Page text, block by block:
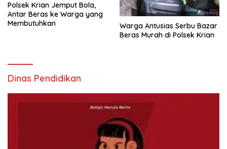
Polsek Krian Jemput Bola,
Antar Beras ke Warga yang
Membutuhkan
Warga Antusias Serbu Bazar
Beras Murah di Polsek Krian
Dinas Pendidikan